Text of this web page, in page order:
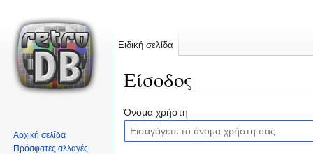
Είσοδος
Μετάβαση
στην
πλοήγηση
Πήδηση
στην
αναζήτηση
Όνομα χρήστη
Ειδική σελίδα
Αρχική σελίδα
Πρόσφατες αλλαγές